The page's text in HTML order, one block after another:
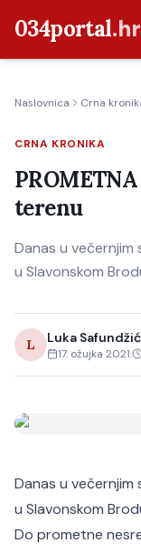
034portal.hr
Crna kronika
Poljoprivreda
Politika
Gospodarstvo
Život
Kultura
Sport
Naslovnica Crna
CRNA KRONIKA
terenu
Danas u
u Slavonskom
L Luka Safundžić
17. ožujka 2021.
Danas u
u Slavonskom
Do prometne